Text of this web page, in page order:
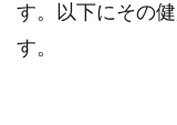
す。以下にその
す。